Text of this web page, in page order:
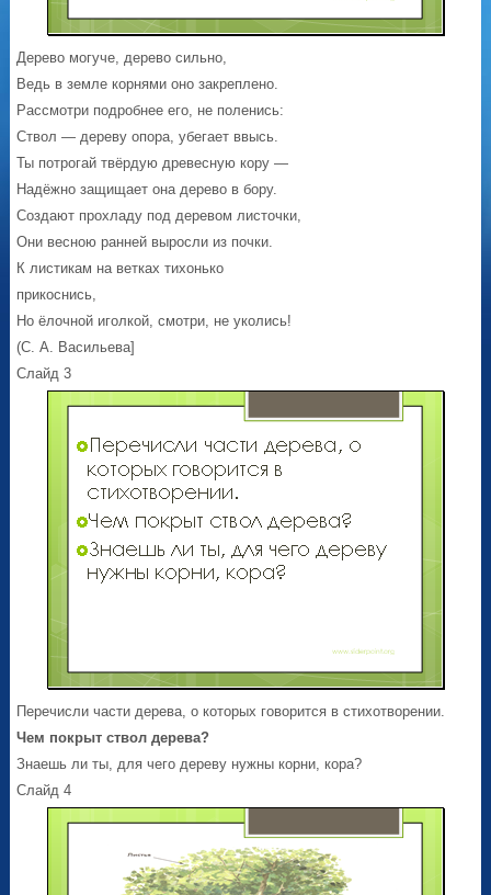
Дерево могуче, дерево сильно,
Ведь в земле корнями оно закреплено.
Рассмотри подробнее его, не поленись:
Ствол — дереву опора, убегает ввысь.
Ты потрогай твёрдую древесную кору —
Надёжно защищает она дерево в бору.
Создают прохладу под деревом листочки,
Они весною ранней выросли из почки.
К листикам на ветках тихонько
прикоснись,
Но ёлочной иголкой, смотри, не уколись!
(С. А. Васильева]
Слайд 3
Перечисли части дерева, о которых говорится в стихотворении.
Чем покрыт ствол дерева?
Знаешь ли ты, для чего дереву нужны корни, кора?
Слайд 4